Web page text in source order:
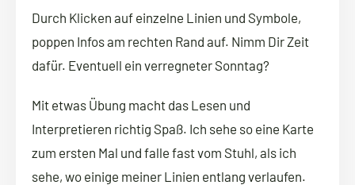
Durch Klicken auf einzelne Linien und Symbole,
poppen Infos am rechten Rand auf. Nimm Dir Zeit
dafür. Eventuell ein verregneter Sonntag?
Mit etwas Übung macht das Lesen und
Interpretieren richtig Spaß. Ich sehe so eine Karte
zum ersten Mal und falle fast vom Stuhl, als ich
sehe, wo einige meiner Linien entlang verlaufen.